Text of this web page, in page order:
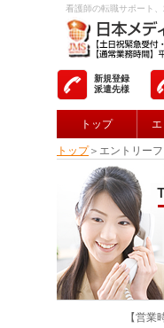
看護師の転職サポート
新規登録
派遣先様
トップ
トップ＞エントリー
【営